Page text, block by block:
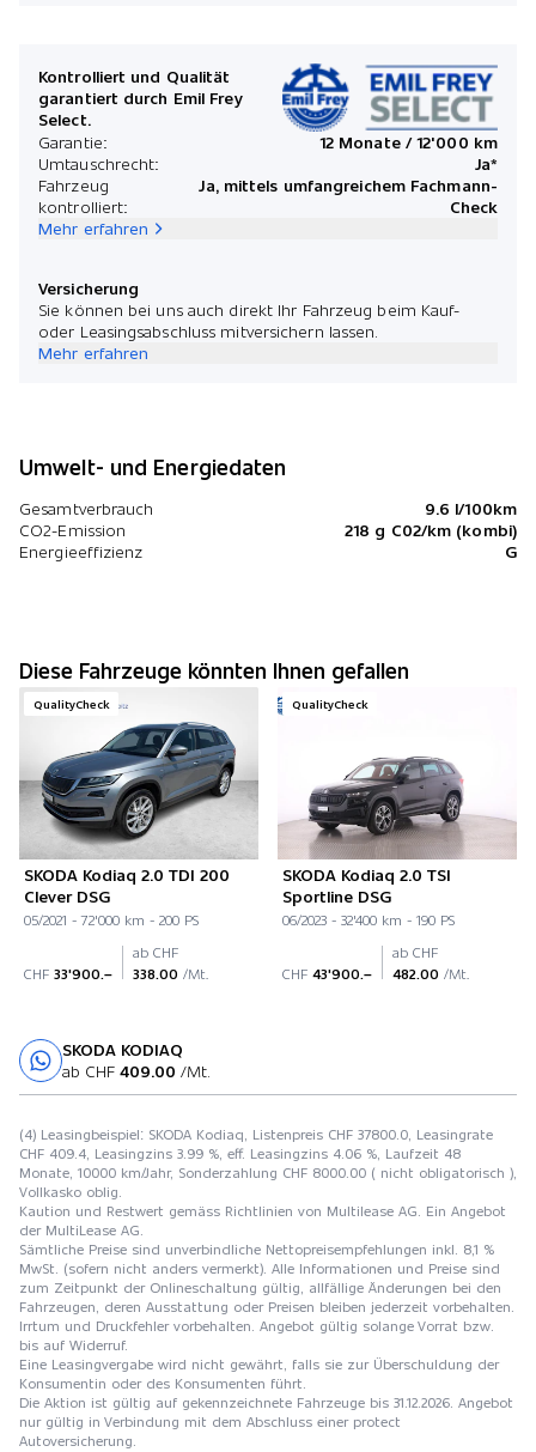
Kontrolliert und Qualität
garantiert durch Emil Frey
Select.
Garantie:
12 Monate / 12'000 km
Umtauschrecht:
Ja*
Fahrzeug
kontrolliert:
Ja, mittels umfangreichem Fachmann-
Check
Mehr erfahren
Versicherung
Sie können bei uns auch direkt Ihr Fahrzeug beim Kauf-
oder Leasingsabschluss mitversichern lassen.
Mehr erfahren
Umwelt- und Energiedaten
Gesamtverbrauch
9.6 l/100km
CO2-Emission
218 g C02/km (kombi)
Energieeffizienz
G
Diese Fahrzeuge könnten Ihnen gefallen
QualityCheck
SKODA Kodiaq 2.0 TDI 200
Clever DSG
05/2021 - 72'000 km - 200 PS
CHF 33'900.–
ab CHF
338.00 /Mt.
QualityCheck
SKODA Kodiaq 2.0 TSI
Sportline DSG
06/2023 - 32'400 km - 190 PS
CHF 43'900.–
ab CHF
482.00 /Mt.
SKODA KODIAQ
ab CHF 409.00 /Mt.
(4) Leasingbeispiel: SKODA Kodiaq, Listenpreis CHF 37800.0, Leasingrate
CHF 409.4, Leasingzins 3.99 %, eff. Leasingzins 4.06 %, Laufzeit 48
Monate, 10000 km/Jahr, Sonderzahlung CHF 8000.00 ( nicht obligatorisch ),
Vollkasko oblig.
Kaution und Restwert gemäss Richtlinien von Multilease AG. Ein Angebot
der MultiLease AG.
Sämtliche Preise sind unverbindliche Nettopreisempfehlungen inkl. 8,1 %
MwSt. (sofern nicht anders vermerkt). Alle Informationen und Preise sind
zum Zeitpunkt der Onlineschaltung gültig, allfällige Änderungen bei den
Fahrzeugen, deren Ausstattung oder Preisen bleiben jederzeit vorbehalten.
Irrtum und Druckfehler vorbehalten. Angebot gültig solange Vorrat bzw.
bis auf Widerruf.
Eine Leasingvergabe wird nicht gewährt, falls sie zur Überschuldung der
Konsumentin oder des Konsumenten führt.
Die Aktion ist gültig auf gekennzeichnete Fahrzeuge bis 31.12.2026. Angebot
nur gültig in Verbindung mit dem Abschluss einer protect
Autoversicherung.